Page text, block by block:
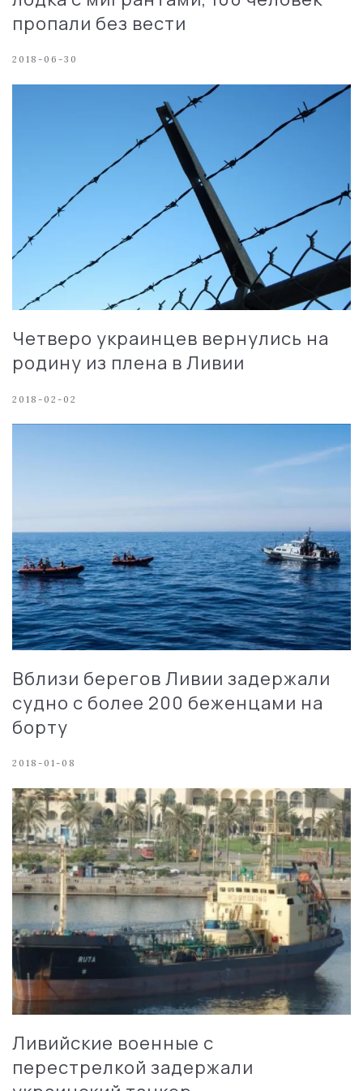
пропали без вести
2018-06-30
Четверо украинцев вернулись на
родину из плена в Ливии
2018-02-02
Вблизи берегов Ливии задержали
судно с более 200 беженцами на
борту
2018-01-08
Ливийские военные с
перестрелкой задержали